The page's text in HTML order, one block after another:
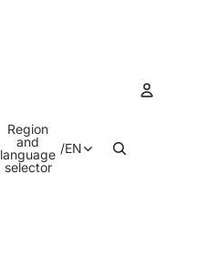
Region
and
language
selector
/EN